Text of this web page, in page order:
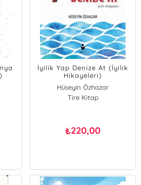
İyilik Yap Denize At (İyilik
Hikayeleri)
Hüseyin Özhazar
Tire Kitap
₺220,00